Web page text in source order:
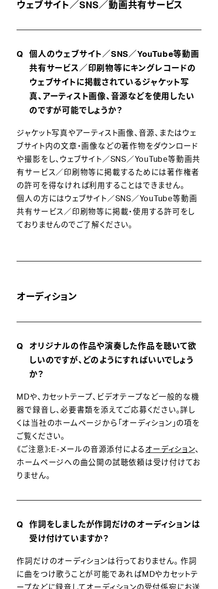
ウェブサイト／SNS／動画共有サービス
個人のウェブサイト／SNS／YouTube等動画
共有サービス／印刷物等にキングレコードの
ウェブサイトに掲載されているジャケット写
真、アーティスト画像、音源などを使用したい
のですが可能でしょうか？
ジャケット写真やアーティスト画像、音源、またはウェ
ブサイト内の文章・画像などの著作物をダウンロード
や撮影をし、ウェブサイト／SNS／YouTube等動画共
有サービス／印刷物等に掲載するためには著作権者
の許可を得なければ利用することはできません。
個人の方にはウェブサイト／SNS／YouTube等動画
共有サービス／印刷物等に掲載・使用する許可をし
ておりませんのでご了解ください。
オーディション
オリジナルの作品や演奏した作品を聴いて欲
しいのですが、どのようにすればいいでしょう
か？
MDや、カセットテープ、ビデオテープなど一般的な機
器で録音し、必要書類を添えてご応募ください。詳し
くは当社のホームページから「オーディション」の項を
ご覧ください。
《ご注意》:E-メールの音源添付によるオーディション、
ホームページへの曲公開の試聴依頼は受け付けてお
りません。
作詞をしましたが作詞だけのオーディションは
受け付けていますか？
作詞だけのオーディションは行っておりません。 作詞
に曲をつけ歌うことが可能であればMDやカセットテ
ープなどに録音してオーディションの受付係宛にお送